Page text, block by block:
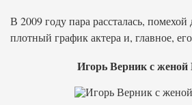
В 2009 году пара рассталась, помехой
плотный график актера и, главное,
Игорь Верник с